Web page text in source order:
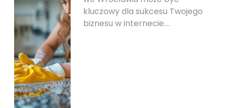
kluczowy dla sukcesu Twojego
biznesu w internecie.…